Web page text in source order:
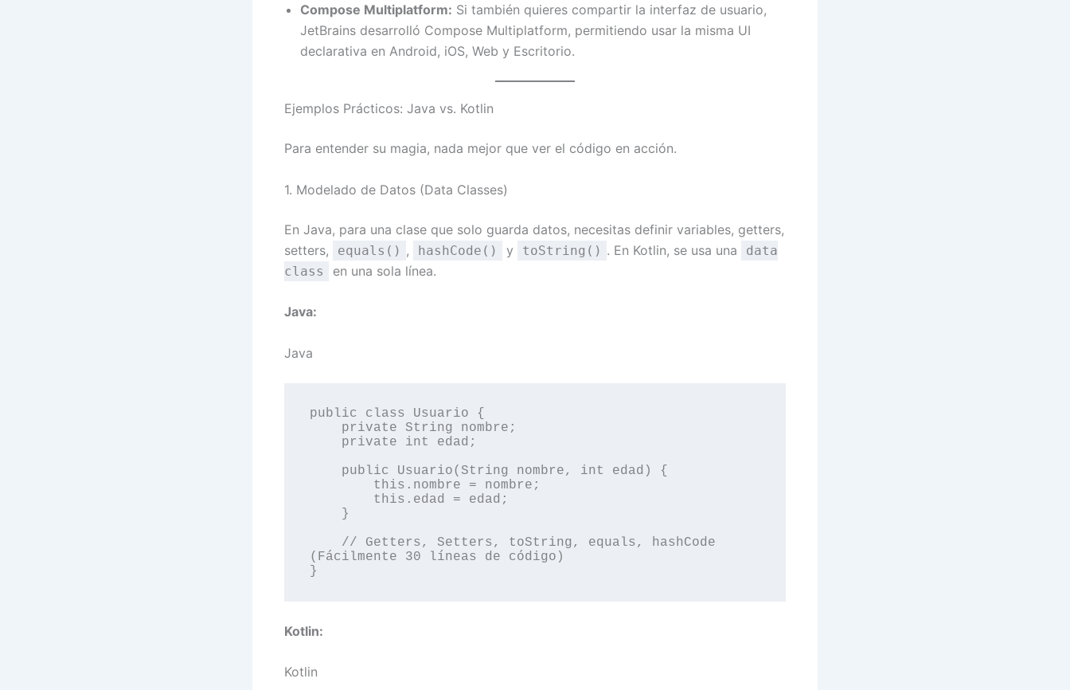
Compose Multiplatform: Si también quieres compartir la interfaz de usuario,
JetBrains desarrolló Compose Multiplatform, permitiendo usar la misma UI
declarativa en Android, iOS, Web y Escritorio.
Ejemplos Prácticos: Java vs. Kotlin
Para entender su magia, nada mejor que ver el código en acción.
1. Modelado de Datos (Data Classes)
En Java, para una clase que solo guarda datos, necesitas definir variables, getters,
setters,
equals() , hashCode() y toString() . En Kotlin, se usa una
data
class
en una sola línea.
Java:
Java
public class Usuario {
(Fácilmente 30 líneas de código)
Kotlin:
Kotlin